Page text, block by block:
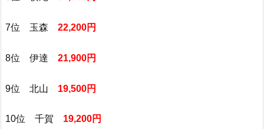
7位 玉森 22,200円
8位 伊達 21,900円
9位 北山 19,500円
10位 千賀 19,200円